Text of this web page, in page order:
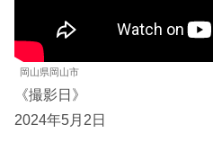
岡山県岡山市
《撮影日》
2024年5月2日